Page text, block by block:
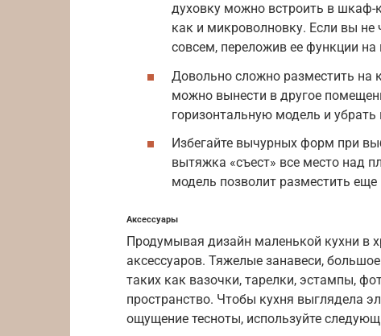
духовку можно встроить в шкаф-
как и микроволновку. Если вы не
совсем, переложив ее функции
Довольно сложно разместить на
можно вынести в другое
горизонтальную модель и убрать
Избегайте вычурных форм при
вытяжка «съест» все место над
модель позволит разместить
Аксессуары
Продумывая дизайн маленькой кухни в
аксессуаров. Тяжелые занавеси,
таких как вазочки, тарелки, эстампы,
пространство. Чтобы кухня выглядела
ощущение тесноты, используйте